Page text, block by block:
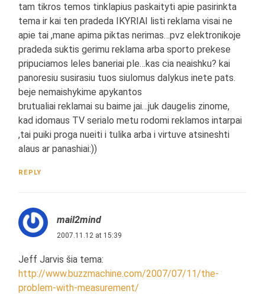
tam tikros temos tinklapius paskaityti apie pasirinkta
tema ir kai ten pradeda IKYRIAI listi reklama visai ne
apie tai ,mane apima piktas nerimas…pvz elektronikoje
pradeda suktis gerimu reklama arba sporto prekese
pripuciamos leles baneriai ple…kas cia neaishku? kai
panoresiu susirasiu tuos siulomus dalykus inete pats.
beje nemaishykime apykantos
brutualiai reklamai su baime jai…juk daugelis zinome,
kad idomaus TV serialo metu rodomi reklamos intarpai
,tai puiki proga nueiti i tulika arba i virtuve atsineshti
alaus ar panashiai:))
REPLY
mail2mind
2007.11.12 at 15:39
Jeff Jarvis šia tema:
http://www.buzzmachine.com/2007/07/11/the-
problem-with-measurement/